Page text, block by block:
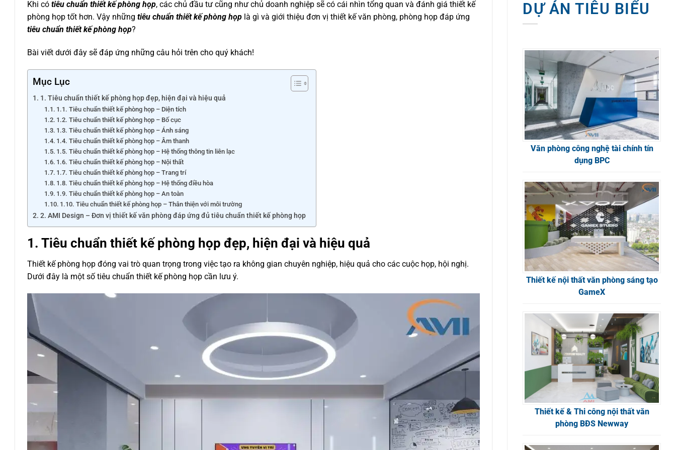
Khi có tiêu chuẩn thiết kế phòng họp, các chủ đầu tư cũng như chủ doanh nghiệp sẽ có cái nhìn tổng quan và đánh giá thiết kế
phòng họp tốt hơn. Vậy những tiêu chuẩn thiết kế phòng họp là gì và giới thiệu đơn vị thiết kế văn phòng, phòng họp đáp ứng
tiêu chuẩn thiết kế phòng họp?
Bài viết dưới đây sẽ đáp ứng những câu hỏi trên cho quý khách!
Mục Lục
1. Tiêu chuẩn thiết kế phòng họp đẹp, hiện đại và hiệu quả
1.1. Tiêu chuẩn thiết kế phòng họp – Diện tích
1.2. Tiêu chuẩn thiết kế phòng họp – Bố cục
1.3. Tiêu chuẩn thiết kế phòng họp – Ánh sáng
1.4. Tiêu chuẩn thiết kế phòng họp – Âm thanh
1.5. Tiêu chuẩn thiết kế phòng họp – Hệ thống thông tin liên lạc
1.6. Tiêu chuẩn thiết kế phòng họp – Nội thất
1.7. Tiêu chuẩn thiết kế phòng họp – Trang trí
1.8. Tiêu chuẩn thiết kế phòng họp – Hệ thống điều hòa
1.9. Tiêu chuẩn thiết kế phòng họp – An toàn
1.10. Tiêu chuẩn thiết kế phòng họp – Thân thiện với môi trường
2. AMI Design – Đơn vị thiết kế văn phòng đáp ứng đủ tiêu chuẩn thiết kế phòng họp
1. Tiêu chuẩn thiết kế phòng họp đẹp, hiện đại và hiệu quả
Thiết kế phòng họp đóng vai trò quan trọng trong việc tạo ra không gian chuyên nghiệp, hiệu quả cho các cuộc họp, hội nghị.
Dưới đây là một số tiêu chuẩn thiết kế phòng họp cần lưu ý.
DỰ ÁN TIÊU BIỂU
Văn phòng công nghệ tài chính tín
dụng BPC
Thiết kế nội thất văn phòng sáng tạo
GameX
Thiết kế & Thi công nội thất văn
phòng BĐS Newway